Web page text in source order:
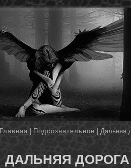
Главная Подсознательное | Дальняя
ДАЛЬНЯЯ ДОРОГА